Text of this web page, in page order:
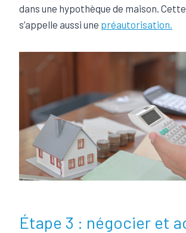
dans une hypothèque de maison.
s’appelle aussi une préautorisation.
Étape 3 : négocier et